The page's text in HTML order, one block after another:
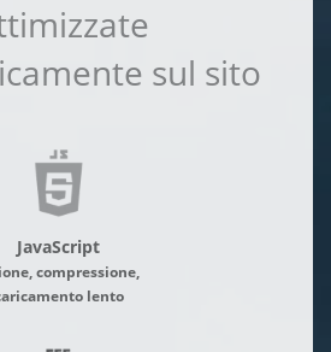
sul sito
JavaScript
compressione,
lento